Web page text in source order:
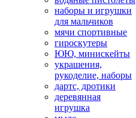
наборы и игрушки
для мальчиков
мячи спортивные
гироскутеры
ЮЮ, минискейты
украшения,
рукоделие, наборы
дартс, дротики
деревянная
игрушка